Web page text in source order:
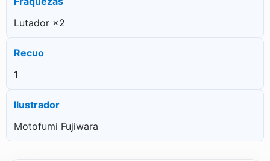
Lutador ×2
Recuo
1
Ilustrador
Motofumi Fujiwara